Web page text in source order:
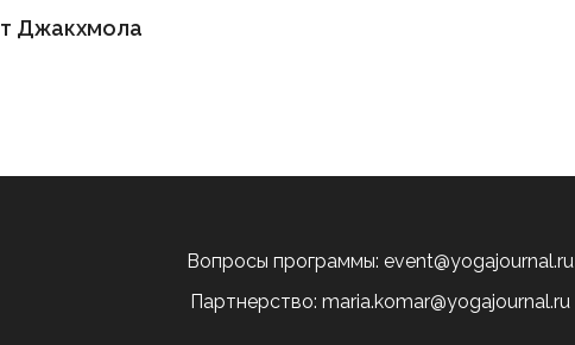
Джакхмола
Вопросы программы: event@yogajournal.ru
Партнерство: maria.komar@yogajournal.ru